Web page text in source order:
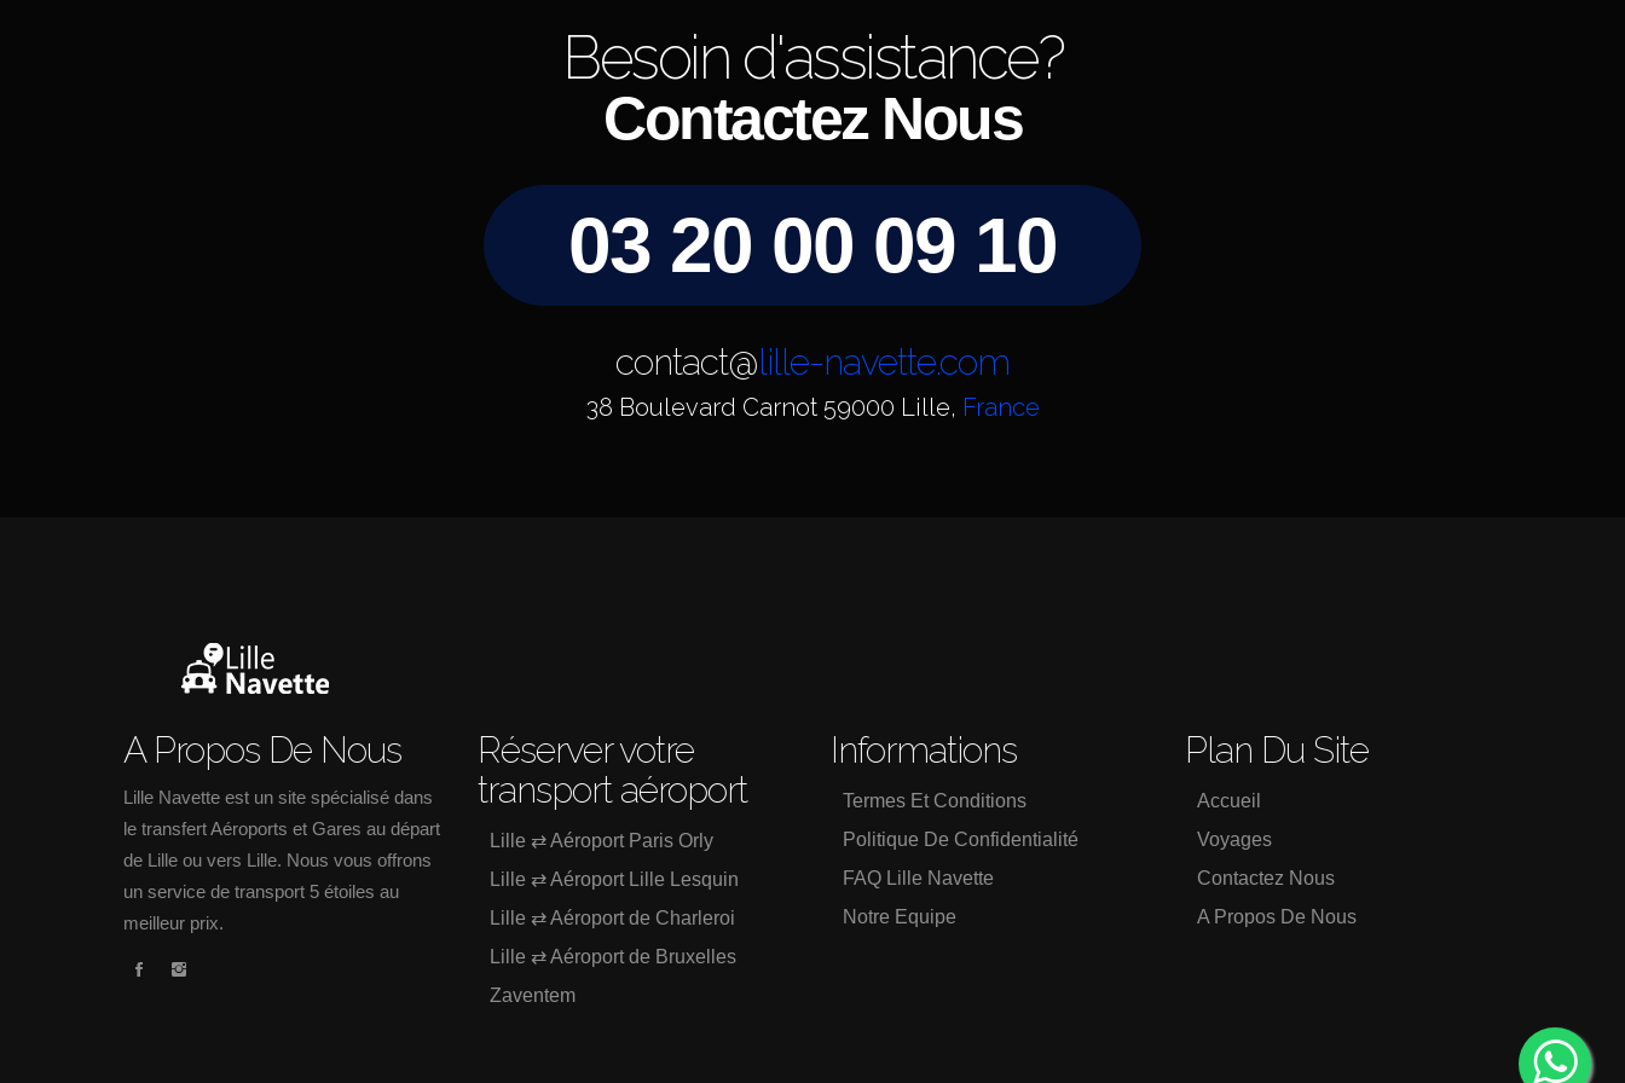
Besoin d'assistance?
Contactez Nous
03 20 00 09 10
contact@lille-navette.com
38 Boulevard Carnot 59000 Lille, France
A Propos De Nous
Lille Navette est un site spécialisé dans
le transfert Aéroports et Gares au départ
de Lille ou vers Lille. Nous vous offrons
un service de transport 5 étoiles au
meilleur prix.
Réserver votre
transport aéroport
Lille ⇄ Aéroport Paris Orly
Lille ⇄ Aéroport Lille Lesquin
Lille ⇄ Aéroport de Charleroi
Lille ⇄ Aéroport de Bruxelles
Zaventem
Informations
Termes Et Conditions
Politique De Confidentialité
FAQ Lille Navette
Notre Equipe
Plan Du Site
Accueil
Voyages
Contactez Nous
A Propos De Nous